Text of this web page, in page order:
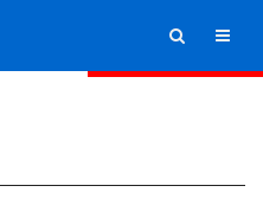
ricerca menu